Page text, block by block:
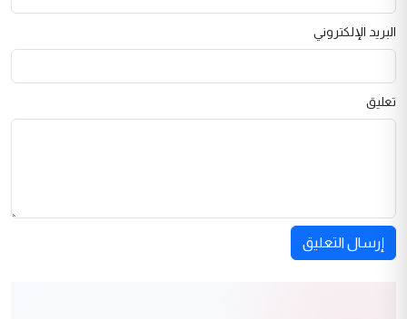
البريد الإلكتروني
تعليق
إرسال التعليق